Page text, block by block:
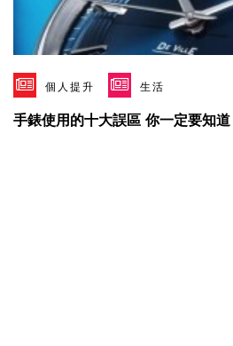
個人提升 生活
手錶使用的十大誤區 你一定要知道